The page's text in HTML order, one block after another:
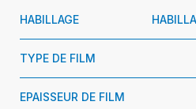
HABILLAGE
TYPE DE FILM
EPAISSEUR DE FILM